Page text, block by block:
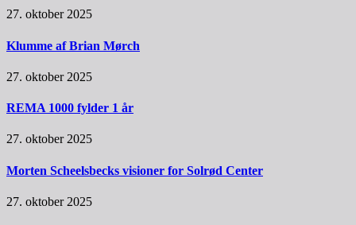
27. oktober 2025
Klumme af Brian Mørch
27. oktober 2025
REMA 1000 fylder 1 år
27. oktober 2025
Morten Scheelsbecks visioner for Solrød Center
27. oktober 2025